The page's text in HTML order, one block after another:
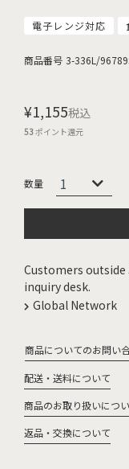
電子レンジ対応
商品番号 3-336L/
¥1,155税込
53ポイント還元
Customers
inquiry desk.
Global Network
商品についてのお問い
配送・送料について
商品のお取り扱いにつ
返品・交換について